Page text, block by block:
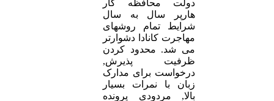
دولت محافظه کار
هارپر سال به سال
شرایط تمام روشهای
مهاجرت کانادا دشوارتر
می شد. محدود کردن
ظرفیت پذیرش,
درخواست برای مدارک
زبان با نمرات بسیار
بالا, مردودی پرونده